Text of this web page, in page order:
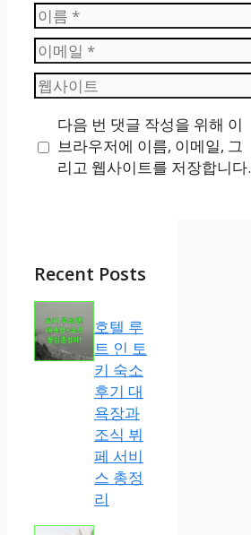
이
름
이
메
일
웹
사
트
다음 번 댓글 작성을 위해 이
브라우저에 이름, 이메일, 그
리고 웹사이트를 저장합니다.
Recent Posts
호텔 루
트 인 토
키 숙소
후기 대
욕장과
조식 뷔
페 서비
스 총정
리